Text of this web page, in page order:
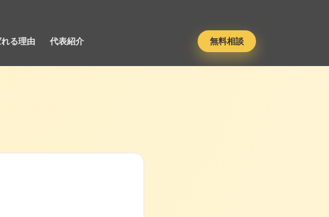
る理由 代表紹介 無料相談